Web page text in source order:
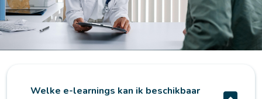
Welke e-learnings kan ik beschikbaar